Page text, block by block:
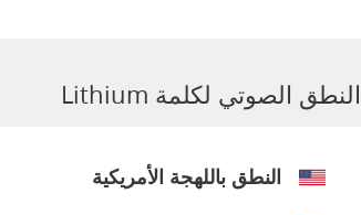
النطق الصوتي لكلمة Lithium
النطق باللهجة الأمريكية